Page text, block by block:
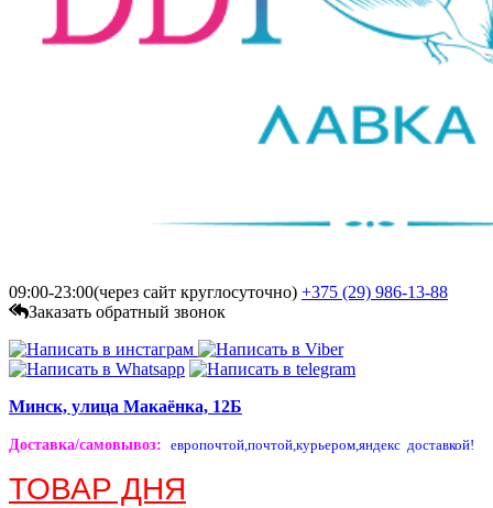
09:00-23:00(через сайт круглосуточно) +375 (29) 986-13-88
Заказать обратный звонок
Минск, улица Макаёнка, 12Б
Доставка/самовывоз: европочтой,почтой,курьером,яндекс доставкой!
ТОВАР ДНЯ